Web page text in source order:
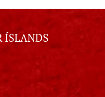
ÍSLANDS